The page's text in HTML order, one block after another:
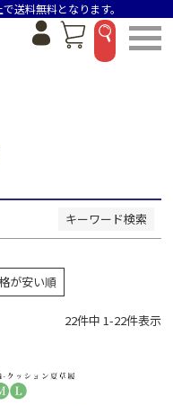
送料無料となります。
キーワード検索
が安い順
22件中 1-22件表示